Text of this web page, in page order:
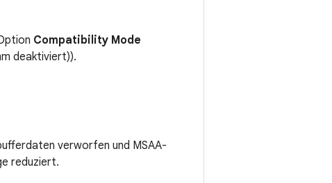
Compatibility Mode
deaktiviert)).
verworfen und MSAA-
reduziert.